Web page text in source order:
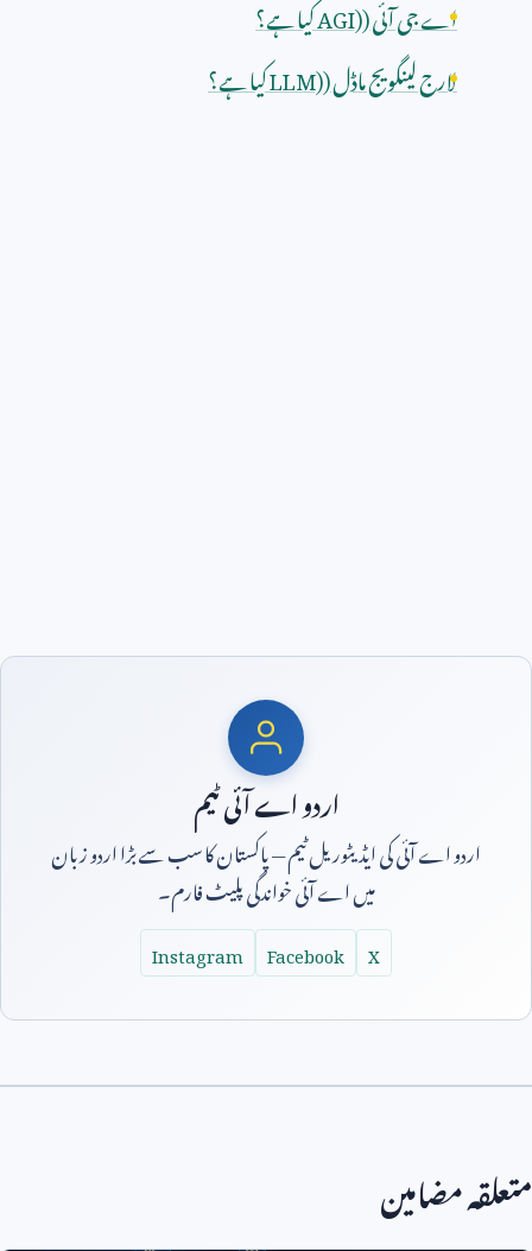
اے جی آئی (AGI)کیا ہے؟
لارج لینگویج ماڈل (LLM)کیا ہے؟
اردو اے آئی ٹیم
اردو اے آئی کی ایڈیٹوریل ٹیم — پاکستان کا سب سے بڑا اردو زبان
میں اے آئی خواندگی پلیٹ فارم۔
X
Facebook
Instagram
متعلقہ مضامین